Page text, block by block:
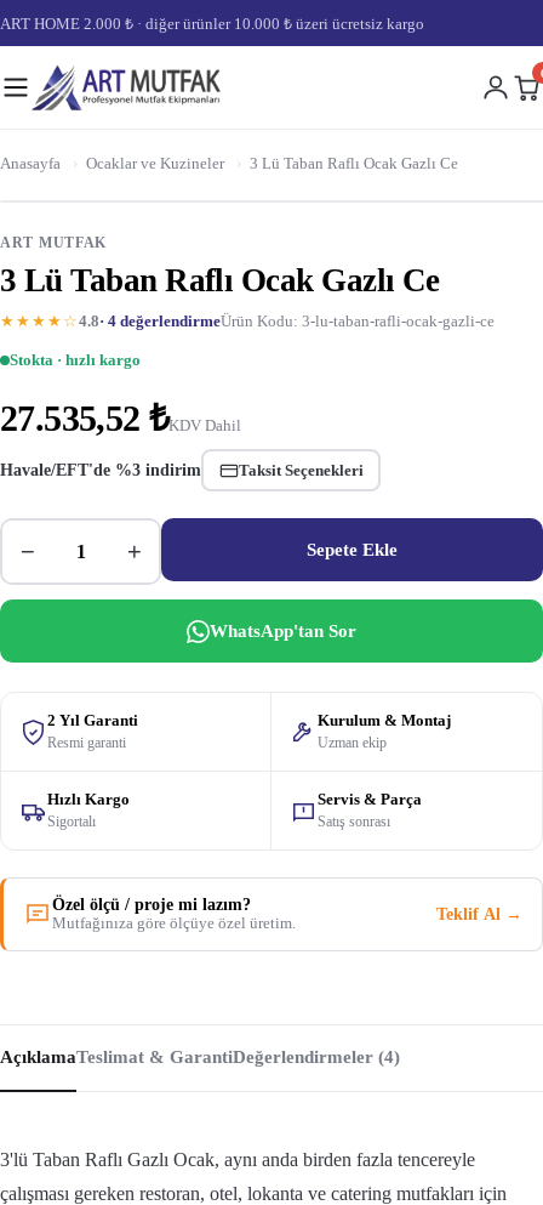
ART HOME 2.000 ₺ · diğer ürünler 10.000 ₺ üzeri ücretsiz kargo
Anasayfa › Ocaklar ve Kuzineler › 3 Lü Taban Raflı Ocak Gazlı Ce
ART MUTFAK
3 Lü Taban Raflı Ocak Gazlı Ce
★★★★☆4.8· 4 değerlendirmeÜrün Kodu: 3-lu-taban-rafli-ocak-gazli-ce
Stokta · hızlı kargo
27.535,52 ₺KDV Dahil
Havale/EFT'de %3 indirim Taksit Seçenekleri
− + Sepete Ekle
WhatsApp'tan Sor
2 Yıl Garanti
Resmi garanti
Kurulum & Montaj
Uzman ekip
Hızlı Kargo
Sigortalı
Servis & Parça
Satış sonrası
Özel ölçü / proje mi lazım?
Mutfağınıza göre ölçüye özel üretim.
Teklif Al →
AçıklamaTeslimat & GarantiDeğerlendirmeler (4)
3'lü Taban Raflı Gazlı Ocak, aynı anda birden fazla tencereyle
çalışması gereken restoran, otel, lokanta ve catering mutfakları için